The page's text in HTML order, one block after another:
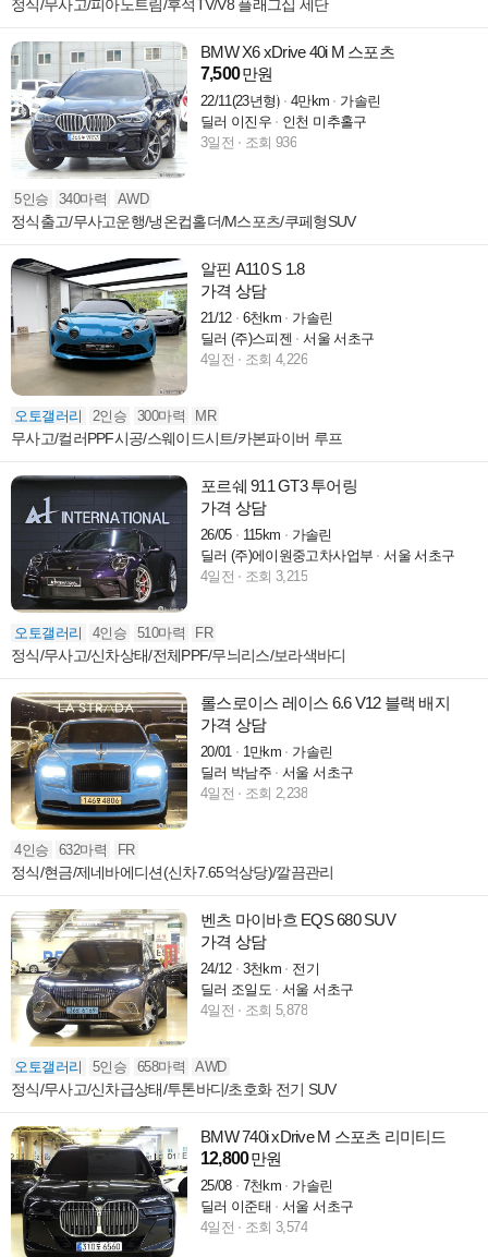
정식/무사고/피아노트림/후석TV/V8 플래그십 세단
BMW X6 xDrive 40i M 스포츠
7,500만원
22/11(23년형) 4만km
가솔린
딜러 이진우
인천 미추홀구
3일전
조회 936
5인승 340마력 AWD
정식출고/무사고운행/냉온컵홀더/M스포츠/쿠페형SUV
알핀 A110 S 1.8
가격 상담
21/12 6천km
가솔린
딜러 (주)스피젠
서울 서초구
4일전
조회 4,226
오토갤러리 2인승 300마력 MR
무사고/컬러PPF시공/스웨이드시트/카본파이버 루프
포르쉐 911 GT3 투어링
가격 상담
26/05 115km
가솔린
딜러 (주)에이원중고차사업부
서울 서초구
4일전
조회 3,215
오토갤러리 4인승 510마력 FR
정식/무사고/신차상태/전체PPF/무늬리스/보라색바디
롤스로이스 레이스 6.6 V12 블랙 배지
가격 상담
20/01 1만km
가솔린
딜러 박남주
서울 서초구
4일전
조회 2,238
4인승 632마력 FR
정식/현금/제네바에디션(신차7.65억상당)/깔끔관리
벤츠 마이바흐 EQS 680 SUV
가격 상담
24/12 3천km
전기
딜러 조일도
서울 서초구
4일전
조회 5,878
오토갤러리 5인승 658마력 AWD
정식/무사고/신차급상태/투톤바디/초호화 전기 SUV
BMW 740i xDrive M 스포츠 리미티드
12,800만원
25/08 7천km
가솔린
딜러 이준태
서울 서초구
4일전
조회 3,574